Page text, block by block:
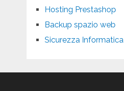
Hosting Prestashop
Backup spazio web
Sicurezza Informatica